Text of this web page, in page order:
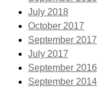
July 2018
October 2017
September 2017
July 2017
September 2016
September 2014